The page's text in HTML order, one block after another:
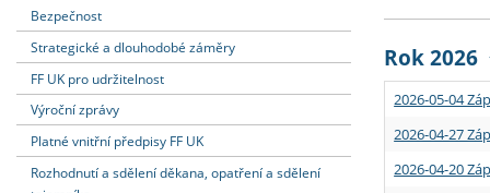
Dozvědět se více Strategie
Podpora
Podat přihlášku Učitelské
Dozvědět se více
Rigorózní
Dozvědět se více
Granty a
Dozvědět se více
Bezpečnost
Strategické a dlouhodobé záměry
FF UK pro udržitelnost
Výroční zprávy
Platné vnitřní předpisy FF UK
Rozhodnutí a sdělení děkana, opatření a sdělení
Rok 2026
2026-05-04
2026-04-27
2026-04-20